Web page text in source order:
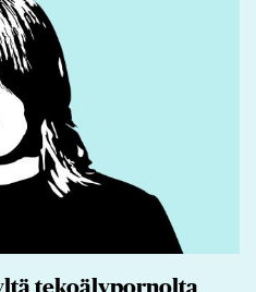
tekoälypornolta